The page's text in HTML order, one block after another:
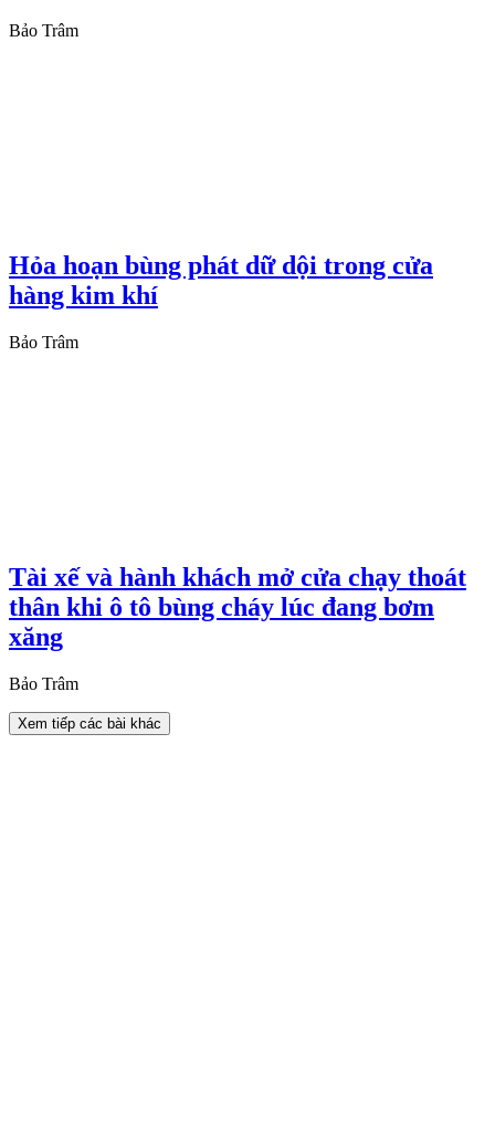
Bảo Trâm
Hỏa hoạn bùng phát dữ dội trong cửa
hàng kim khí
Bảo Trâm
Tài xế và hành khách mở cửa chạy thoát
thân khi ô tô bùng cháy lúc đang bơm
xăng
Bảo Trâm
Xem tiếp các bài khác